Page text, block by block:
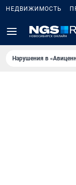
НЕДВИЖИМОСТЬ
Нарушения в